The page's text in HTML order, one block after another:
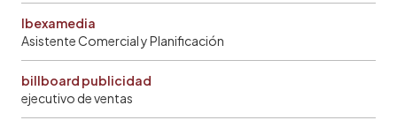
Ibexamedia
Asistente Comercial y Planificación
billboard publicidad
ejecutivo de ventas